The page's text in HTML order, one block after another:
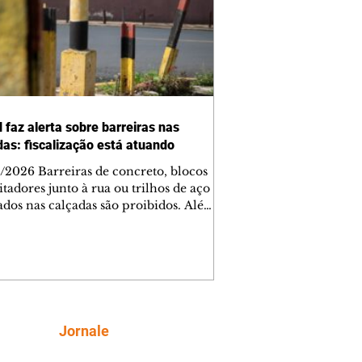
faz alerta sobre barreiras nas
fiscalização está atuando
Barreiras de concreto, blocos
junto à rua ou trilhos de aço
nas calçadas são proibidos. Além
que está intensificando a
sobre as calçadas, o que inclui
Jornale